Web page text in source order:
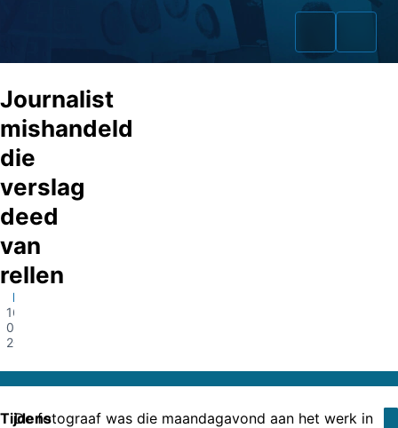
Zaken
Opsporingslijst
Volg ons
Journalist
mishandeld
die
verslag
deed
van
rellen
Haarlem
16-
02-
2021
Tijdens
De fotograaf was die maandagavond aan het werk in